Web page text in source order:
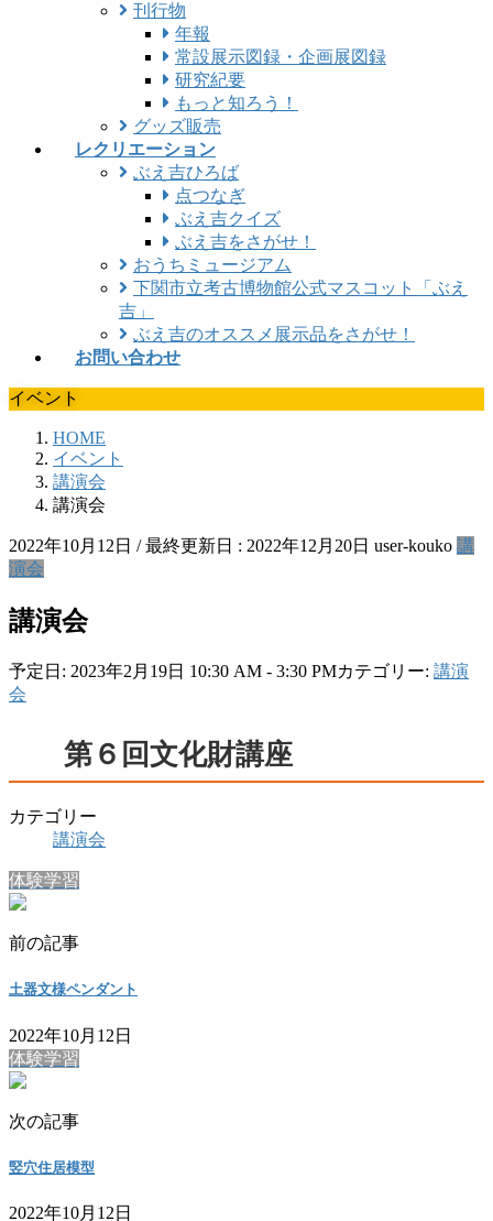
刊行物
年報
常設展示図録・企画展図録
研究紀要
もっと知ろう！
グッズ販売
レクリエーション
ぶえ吉ひろば
点つなぎ
ぶえ吉クイズ
ぶえ吉をさがせ！
おうちミュージアム
下関市立考古博物館公式マスコット「ぶえ
吉」
ぶえ吉のオススメ展示品をさがせ！
お問い合わせ
イベント
HOME
イベント
講演会
講演会
2022年10月12日 / 最終更新日 : 2022年12月20日 user-kouko 講
演会
講演会
予定日: 2023年2月19日 10:30 AM - 3:30 PMカテゴリー: 講演
会
第６回文化財講座
カテゴリー
講演会
体験学習
前の記事
土器文様ペンダント
2022年10月12日
体験学習
次の記事
竪穴住居模型
2022年10月12日